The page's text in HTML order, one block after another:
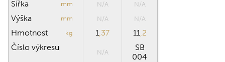
Šířka mm N/A N/A
Výška mm N/A N/A
Hmotnost kg 1,37 11,2
Číslo výkresu
N/A
SB
004